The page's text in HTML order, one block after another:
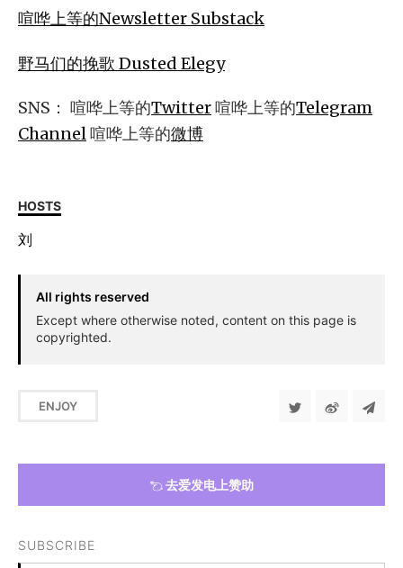
喧哗上等的Newsletter Substack
野马们的挽歌 Dusted Elegy
SNS： 喧哗上等的Twitter喧哗上等的Telegram
Channel喧哗上等的微博
HOSTS
刘
All rights reserved
Except where otherwise noted, content on this page is
copyrighted.
ENJOY
去爱发电上赞助
SUBSCRIBE